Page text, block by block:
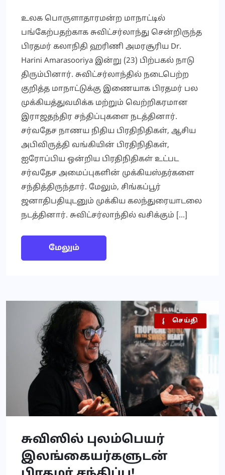
உலக பொருளாதாரமன்ற மாநாட்டில்
பங்கேற்பதற்காக சுவிட்சர்லாந்து சென்றிருந்த
பிரதமர் கலாநிதி ஹரிணி அமரசூரிய Dr.
Harini Amarasooriya இன்று (23) பிற்பகல் நாடு
திரும்பினார். சுவிட்சர்லாந்தில் நடைபெற்ற
குறித்த மாநாட்டுக்கு இணையாக பிரதமர் பல
முக்கியத்துவமிக்க மற்றும் வெற்றிகரமான
இராஜதந்திர சந்திப்புகளை நடத்தினார்.
சர்வதேச நாணய நிதிய பிரதிநிதிகள், ஆசிய
அபிவிருத்தி வங்கியின் பிரதிநிதிகள்,
ஐரோப்பிய ஒன்றிய பிரதிநிதிகள் உட்பட
சர்வதேச அமைப்புகளின் முக்கியஸ்தர்களை
சந்தித்திருந்தார். மேலும், சிங்கப்பூர்
ஜனாதிபதியுடனும் முக்கிய கலந்துரையாடலை
நடத்தினார். சுவிட்சர்லாந்தில் வசிக்கும் […]
மேலும்
இலங்கை
செய்தி
சுவிஸில் புலம்பெயர்
இலங்கையர்களுடன்